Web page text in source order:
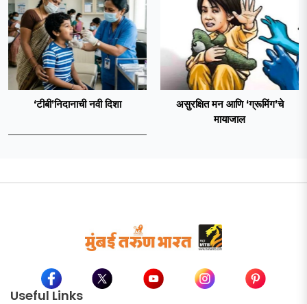
‘टीबी’निदानाची नवी दिशा
असुरक्षित मन आणि ‘ग्रूमिंग’चे
मायाजाल
Useful Links